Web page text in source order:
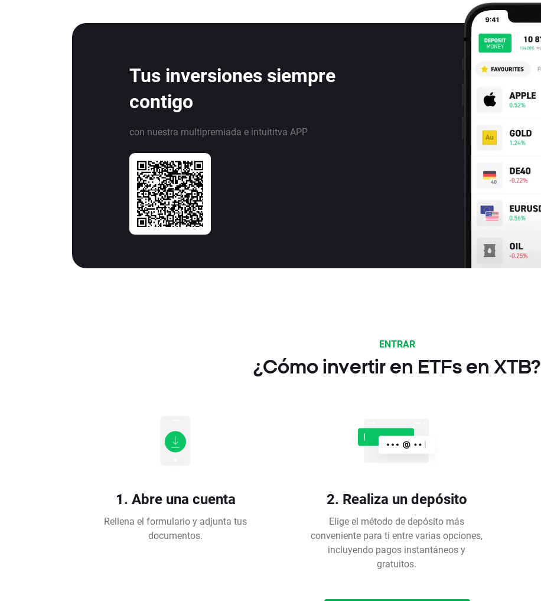
Tus inversiones siempre
contigo
con nuestra multipremiada e intuititva APP
ENTRAR
¿Cómo invertir en ETFs en XTB?
1. Abre una cuenta
Rellena el formulario y adjunta tus
documentos.
2. Realiza un depósito
Elige el método de depósito más
conveniente para ti entre varias opciones,
incluyendo pagos instantáneos y
gratuitos.